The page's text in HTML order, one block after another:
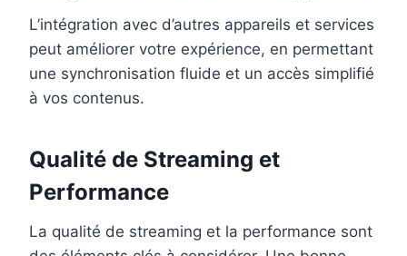
L’intégration avec d’autres appareils et services
peut améliorer votre expérience, en permettant
une synchronisation fluide et un accès simplifié
à vos contenus.
Qualité de Streaming et
Performance
La qualité de streaming et la performance sont